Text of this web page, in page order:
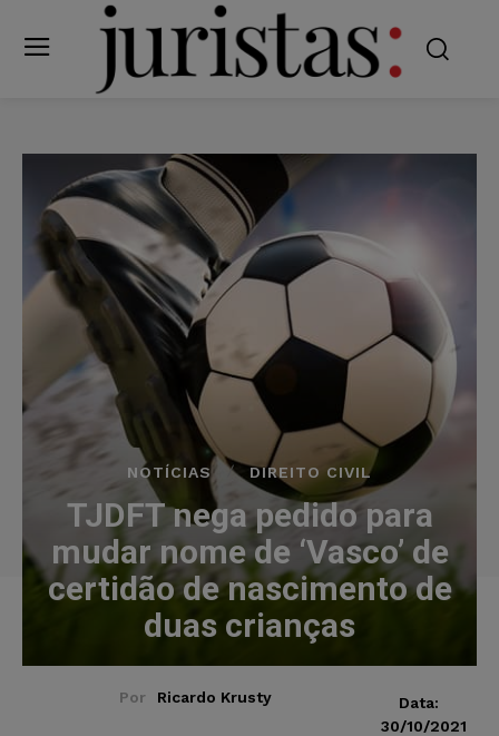
NOTÍCIAS DIREITO CIVIL
TJDFT nega pedido para
mudar nome de ‘Vasco’ de
certidão de nascimento de
duas crianças
Por Ricardo Krusty
Data:
30/10/2021